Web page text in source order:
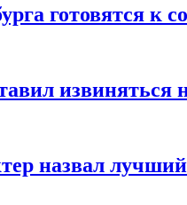
готовятся к
извиняться
назвал